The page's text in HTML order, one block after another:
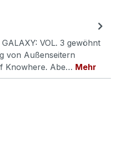
VOL. 3 gewöhnt
von Außenseitern
Knowhere. Abe… Mehr